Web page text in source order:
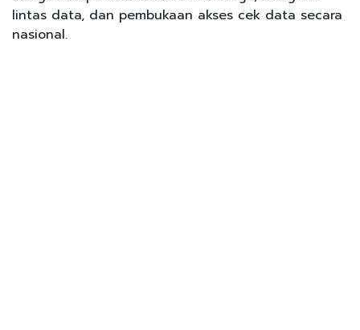
lintas data, dan pembukaan akses cek data secara
nasional.